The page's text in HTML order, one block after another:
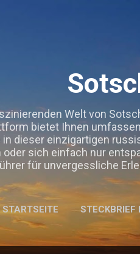
Welt von
bietet Ihnen
dieser einzigartigen
oder sich einfach nur
für unvergessliche
STARTSEITE STECKBRIEF
& EMPFEHLUNGEN.